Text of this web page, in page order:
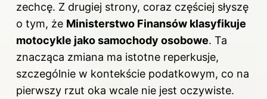
zechcę. Z drugiej strony, coraz częściej słyszę
o tym, że Ministerstwo Finansów klasyfikuje
motocykle jako samochody osobowe. Ta
znacząca zmiana ma istotne reperkusje,
szczególnie w kontekście podatkowym, co na
pierwszy rzut oka wcale nie jest oczywiste.